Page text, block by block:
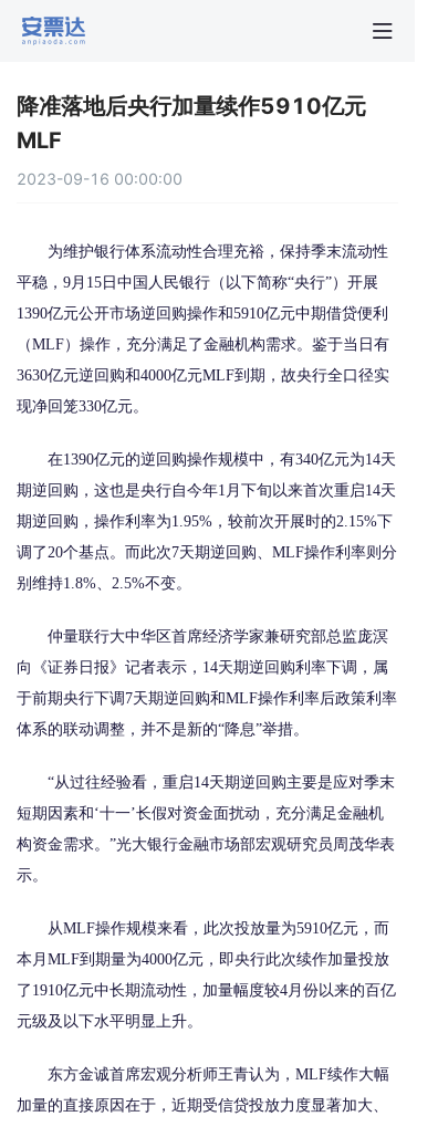
降准落地后央行加量续作5910亿元
MLF
2023-09-16 00:00:00
为维护银行体系流动性合理充裕，保持季末流动性
平稳，9月15日中国人民银行（以下简称“央行”）开展
1390亿元公开市场逆回购操作和5910亿元中期借贷便利
（MLF）操作，充分满足了金融机构需求。鉴于当日有
3630亿元逆回购和4000亿元MLF到期，故央行全口径实
现净回笼330亿元。
在1390亿元的逆回购操作规模中，有340亿元为14天
期逆回购，这也是央行自今年1月下旬以来首次重启14天
期逆回购，操作利率为1.95%，较前次开展时的2.15%下
调了20个基点。而此次7天期逆回购、MLF操作利率则分
别维持1.8%、2.5%不变。
仲量联行大中华区首席经济学家兼研究部总监庞溟
向《证券日报》记者表示，14天期逆回购利率下调，属
于前期央行下调7天期逆回购和MLF操作利率后政策利率
体系的联动调整，并不是新的“降息”举措。
“从过往经验看，重启14天期逆回购主要是应对季末
短期因素和‘十一’长假对资金面扰动，充分满足金融机
构资金需求。”光大银行金融市场部宏观研究员周茂华表
示。
从MLF操作规模来看，此次投放量为5910亿元，而
本月MLF到期量为4000亿元，即央行此次续作加量投放
了1910亿元中长期流动性，加量幅度较4月份以来的百亿
元级及以下水平明显上升。
东方金诚首席宏观分析师王青认为，MLF续作大幅
加量的直接原因在于，近期受信贷投放力度显著加大、